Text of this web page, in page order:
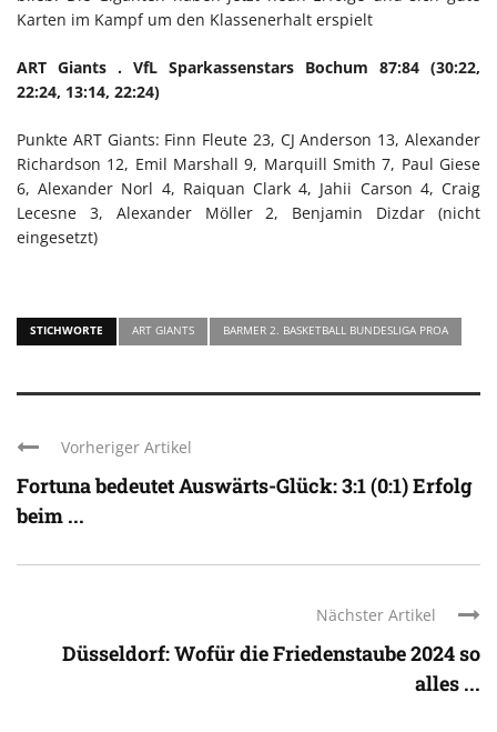
Karten im Kampf um den Klassenerhalt erspielt
ART Giants . VfL Sparkassenstars Bochum 87:84 (30:22,
22:24, 13:14, 22:24)
Punkte ART Giants: Finn Fleute 23, CJ Anderson 13, Alexander
Richardson 12, Emil Marshall 9, Marquill Smith 7, Paul Giese
6, Alexander Norl 4, Raiquan Clark 4, Jahii Carson 4, Craig
Lecesne 3, Alexander Möller 2, Benjamin Dizdar (nicht
eingesetzt)
STICHWORTE ART GIANTS BARMER 2. BASKETBALL BUNDESLIGA PROA
Vorheriger Artikel
Fortuna bedeutet Auswärts-Glück: 3:1 (0:1) Erfolg
beim ...
Nächster Artikel
Düsseldorf: Wofür die Friedenstaube 2024 so
alles ...